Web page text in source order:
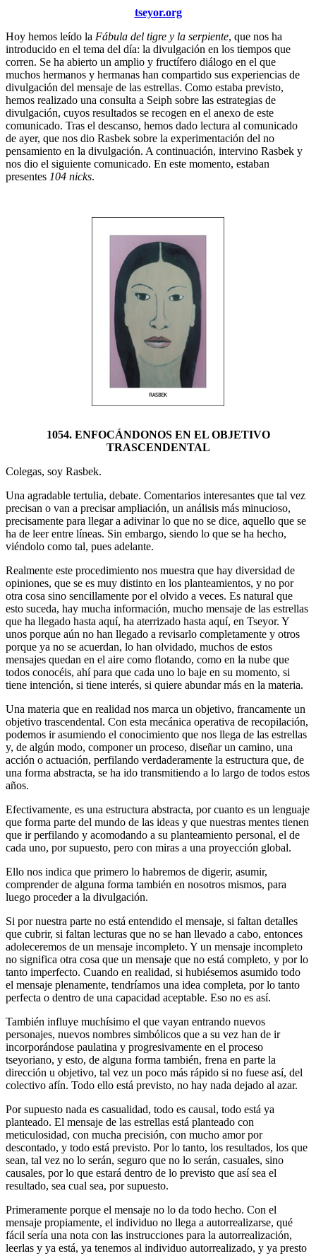
tseyor.org
Hoy hemos leído la Fábula del tigre y la serpiente, que nos ha
introducido en el tema del día: la divulgación en los tiempos que
corren. Se ha abierto un amplio y fructífero diálogo en el que
muchos hermanos y hermanas han compartido sus experiencias de
divulgación del mensaje de las estrellas. Como estaba previsto,
hemos realizado una consulta a Seiph sobre las estrategias de
divulgación, cuyos resultados se recogen en el anexo de este
comunicado. Tras el descanso, hemos dado lectura al comunicado
de ayer, que nos dio Rasbek sobre la experimentación del no
pensamiento en la divulgación. A continuación, intervino Rasbek y
nos dio el siguiente comunicado. En este momento, estaban
presentes 104 nicks.
1054. ENFOCÁNDONOS EN EL OBJETIVO
TRASCENDENTAL
Colegas, soy Rasbek.
Una agradable tertulia, debate. Comentarios interesantes que tal vez
precisan o van a precisar ampliación, un análisis más minucioso,
precisamente para llegar a adivinar lo que no se dice, aquello que se
ha de leer entre líneas. Sin embargo, siendo lo que se ha hecho,
viéndolo como tal, pues adelante.
Realmente este procedimiento nos muestra que hay diversidad de
opiniones, que se es muy distinto en los planteamientos, y no por
otra cosa sino sencillamente por el olvido a veces. Es natural que
esto suceda, hay mucha información, mucho mensaje de las estrellas
que ha llegado hasta aquí, ha aterrizado hasta aquí, en Tseyor. Y
unos porque aún no han llegado a revisarlo completamente y otros
porque ya no se acuerdan, lo han olvidado, muchos de estos
mensajes quedan en el aire como flotando, como en la nube que
todos conocéis, ahí para que cada uno lo baje en su momento, si
tiene intención, si tiene interés, si quiere abundar más en la materia.
Una materia que en realidad nos marca un objetivo, francamente un
objetivo trascendental. Con esta mecánica operativa de recopilación,
podemos ir asumiendo el conocimiento que nos llega de las estrellas
y, de algún modo, componer un proceso, diseñar un camino, una
acción o actuación, perfilando verdaderamente la estructura que, de
una forma abstracta, se ha ido transmitiendo a lo largo de todos estos
años.
Efectivamente, es una estructura abstracta, por cuanto es un lenguaje
que forma parte del mundo de las ideas y que nuestras mentes tienen
que ir perfilando y acomodando a su planteamiento personal, el de
cada uno, por supuesto, pero con miras a una proyección global.
Ello nos indica que primero lo habremos de digerir, asumir,
comprender de alguna forma también en nosotros mismos, para
luego proceder a la divulgación.
Si por nuestra parte no está entendido el mensaje, si faltan detalles
que cubrir, si faltan lecturas que no se han llevado a cabo, entonces
adoleceremos de un mensaje incompleto. Y un mensaje incompleto
no significa otra cosa que un mensaje que no está completo, y por lo
tanto imperfecto. Cuando en realidad, si hubiésemos asumido todo
el mensaje plenamente, tendríamos una idea completa, por lo tanto
perfecta o dentro de una capacidad aceptable. Eso no es así.
También influye muchísimo el que vayan entrando nuevos
personajes, nuevos nombres simbólicos que a su vez han de ir
incorporándose paulatina y progresivamente en el proceso
tseyoriano, y esto, de alguna forma también, frena en parte la
dirección u objetivo, tal vez un poco más rápido si no fuese así, del
colectivo afín. Todo ello está previsto, no hay nada dejado al azar.
Por supuesto nada es casualidad, todo es causal, todo está ya
planteado. El mensaje de las estrellas está planteado con
meticulosidad, con mucha precisión, con mucho amor por
descontado, y todo está previsto. Por lo tanto, los resultados, los que
sean, tal vez no lo serán, seguro que no lo serán, casuales, sino
causales, por lo que estará dentro de lo previsto que así sea el
resultado, sea cual sea, por supuesto.
Primeramente porque el mensaje no lo da todo hecho. Con el
mensaje propiamente, el individuo no llega a autorrealizarse, qué
fácil sería una nota con las instrucciones para la autorrealización,
leerlas y ya está, ya tenemos al individuo autorrealizado, y ya presto